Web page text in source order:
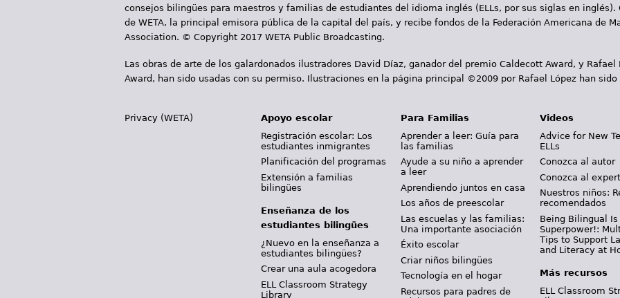
consejos bilingües para maestros y familias de estudiantes del idioma inglés (ELLs, por sus siglas en
de WETA, la principal emisora pública de la capital del país, y recibe fondos de la Federación Americana de
Association. © Copyright 2017 WETA Public Broadcasting.
Las obras de arte de los galardonados ilustradores David Díaz, ganador del premio Caldecott Award, y
Award, han sido usadas con su permiso. Ilustraciones en la página principal ©2009 por Rafael López han
Privacy (WETA)
Apoyo escolar
Registración escolar: Los
estudiantes inmigrantes
Planificación del programas
Extensión a familias
bilingües
Enseñanza de los
estudiantes bilingües
¿Nuevo en la enseñanza a
estudiantes bilingües?
Crear una aula acogedora
ELL Classroom Strategy
Library
Para Familias
Aprender a leer: Guía para
las familias
Ayude a su niño a aprender
a leer
Aprendiendo juntos en casa
Los años de preescolar
Las escuelas y las familias:
Una importante asociación
Éxito escolar
Criar niños bilingües
Tecnología en el hogar
Recursos para padres de
Videos
Advice for New
ELLs
Conozca al autor
Conozca al
Nuestros niños:
recomendados
Being Bilingual Is
Superpower!:
Tips to Support
and Literacy at
Más recursos
ELL Classroom